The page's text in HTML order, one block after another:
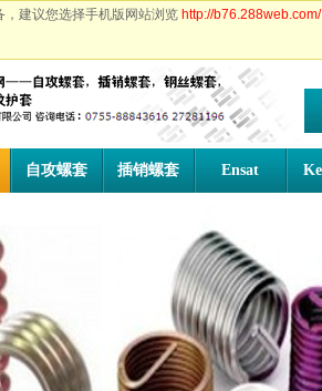
建议您选择手机版网站浏览 http://b76.288web.com/
自攻螺套 插销螺套 Ensat